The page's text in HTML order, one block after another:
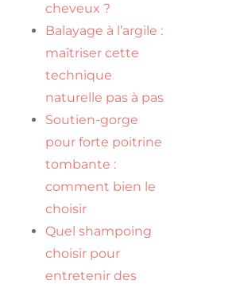
cheveux ?
Balayage à l’argile :
maîtriser cette
technique
naturelle pas à pas
Soutien-gorge
pour forte poitrine
tombante :
comment bien le
choisir
Quel shampoing
choisir pour
entretenir des